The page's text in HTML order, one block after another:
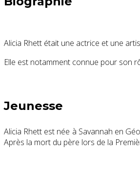
Alicia Rhett était une actrice et une
Elle est notamment connue pour son
Jeunesse
Alicia Rhett est née à Savannah en
Après la mort du père lors de la